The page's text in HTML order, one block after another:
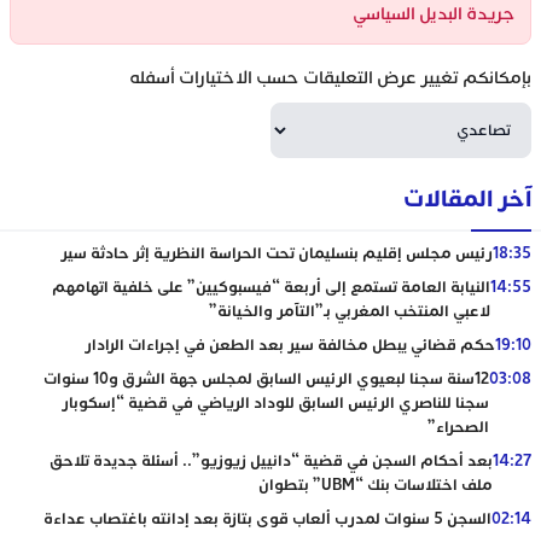
جريدة البديل السياسي
بإمكانكم تغيير عرض التعليقات حسب الاختيارات أسفله
آخر المقالات
18:35رئيس مجلس إقليم بنسليمان تحت الحراسة النظرية إثر حادثة سير
14:55النيابة العامة تستمع إلى أربعة “فيسبوكيين” على خلفية اتهامهم
لاعبي المنتخب المغربي بـ”التآمر والخيانة”
19:10حكم قضائي يبطل مخالفة سير بعد الطعن في إجراءات الرادار
03:08
12سنة سجنا لبعيوي الرئيس السابق لمجلس جهة الشرق و10 سنوات
سجنا للناصري الرئيس السابق للوداد الرياضي في قضية “إسكوبار
الصحراء”
14:27بعد أحكام السجن في قضية “دانييل زيوزيو”.. أسئلة جديدة تلاحق
ملف اختلاسات بنك “UBM” بتطوان
02:14
السجن 5 سنوات لمدرب ألعاب قوى بتازة بعد إدانته باغتصاب عداءة